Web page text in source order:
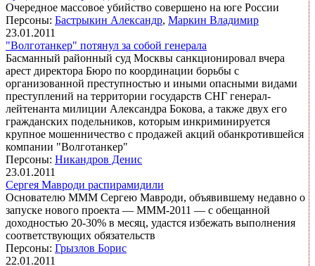
Очередное массовое убийство совершено на юге России
Персоны: Бастрыкин Александр, Маркин Владимир
23.01.2011
"Волготанкер" потянул за собой генерала
Басманный районный суд Москвы санкционировал вчера
арест директора Бюро по координации борьбы с
организованной преступностью и иными опасными видами
преступлений на территории государств СНГ генерал-
лейтенанта милиции Александра Бокова, а также двух его
гражданских подельников, которым инкриминируется
крупное мошенничество с продажей акций обанкротившейся
компании "Волготанкер"
Персоны: Никандров Денис
23.01.2011
Сергея Мавроди распирамидили
Основателю МММ Сергею Мавроди, объявившему недавно о
запуске нового проекта — МММ-2011 — с обещанной
доходностью 20-30% в месяц, удастся избежать выполнения
соответствующих обязательств
Персоны: Грызлов Борис
22.01.2011